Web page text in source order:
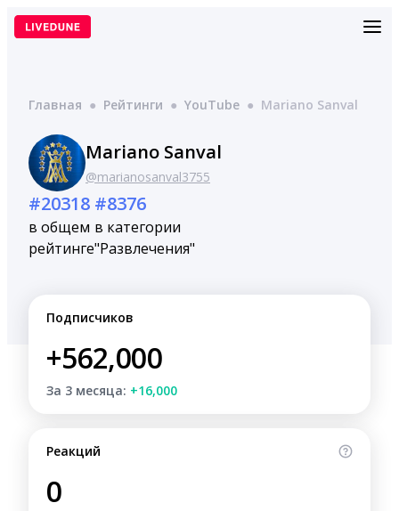
Перейти
Главная ● Рейтинги ● YouTube ● Mariano Sanval
Mariano Sanval
@marianosanval3755
#20318
в общем
рейтинге
#8376
в категории
"Развлечения"
Подписчиков
+562,000
За 3 месяца: +16,000
Реакций
0